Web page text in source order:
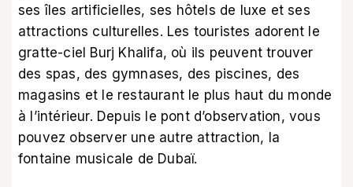
ses îles artificielles, ses hôtels de luxe et ses
attractions culturelles. Les touristes adorent le
gratte-ciel Burj Khalifa, où ils peuvent trouver
des spas, des gymnases, des piscines, des
magasins et le restaurant le plus haut du monde
à l’intérieur. Depuis le pont d’observation, vous
pouvez observer une autre attraction, la
fontaine musicale de Dubaï.